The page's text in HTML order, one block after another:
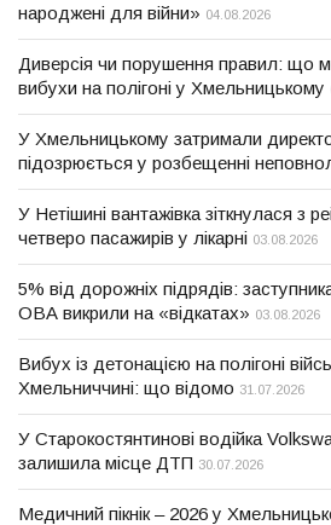
народжені для війни» 04.08.2026
Диверсія чи порушення правил: що
вибухи на полігоні у Хмельницькому
У Хмельницькому затримали
підозрюється у розбещенні
У Нетішині вантажівка зіткнулася з
четверо пасажирів у лікарні 03.08.2026
5% від дорожніх підрядів:
ОВА викрили на «відкатах» 03.08.2026
Вибух із детонацією на полігоні
Хмельниччині: що відомо 31.07.2026
У Старокостянтинові водійка
залишила місце ДТП 30.07.2026
Медичний пікнік – 2026 у